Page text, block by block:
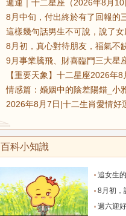
週運｜十二星座（2026年8月
8月中旬，付出終於有了回報的
這樣幾句話男生不可說，說了
8月初，真心對待朋友，福氣不
9月事業騰飛、財喜臨門三大星
【重要天象】十二星座2026年
情感篇：婚姻中的陰差陽錯_小
2026年8月7日|十二生肖愛情好
百科小知識
追女生的4個小訣
8月初，誌氣大，貴人多
週六迎好運8月8日六